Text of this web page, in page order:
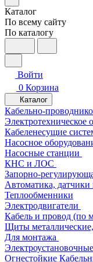
Каталог
По всему сайту
По каталогу
Войти
0 Корзина
Каталог
Кабельно-
Электротехническое
Кабеленесущие
Насосное
Насосные станции
КНС и ЛОС
Запорно-
Автоматика,
Теплообменники
Электродвигатели
Кабель и провод (по
Щиты
Для монтажа
Огнестойкие